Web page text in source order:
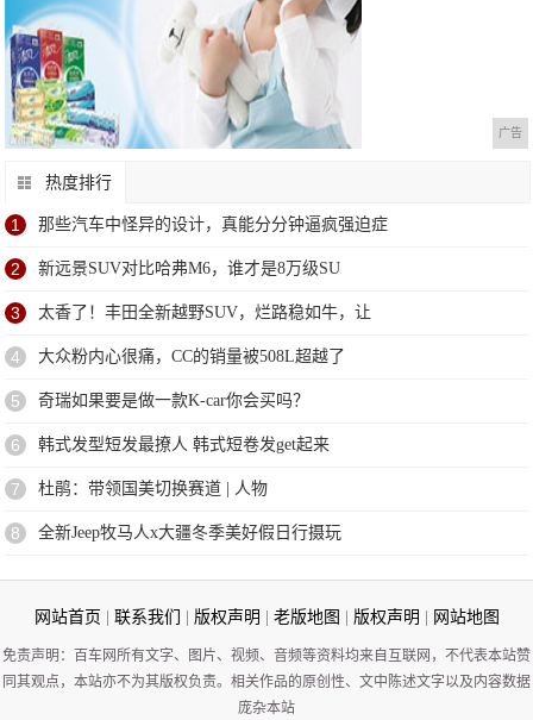
广告
热度排行
1 那些汽车中怪异的设计，真能分分钟逼疯强迫症
2 新远景SUV对比哈弗M6，谁才是8万级SU
3 太香了！丰田全新越野SUV，烂路稳如牛，让
4 大众粉内心很痛，CC的销量被508L超越了
5 奇瑞如果要是做一款K-car你会买吗？
6 韩式发型短发最撩人 韩式短卷发get起来
7 杜鹃：带领国美切换赛道 | 人物
8 全新Jeep牧马人x大疆冬季美好假日行摄玩
网站首页 联系我们 版权声明 老版地图 版权声明 网站地图
免责声明：百车网所有文字、图片、视频、音频等资料均来自互联网，不代表本站赞
同其观点，本站亦不为其版权负责。相关作品的原创性、文中陈述文字以及内容数据
庞杂本站